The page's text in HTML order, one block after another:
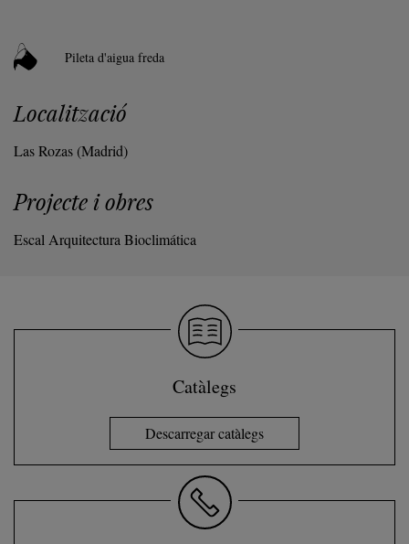
Pileta d'aigua freda
Localització
Las Rozas (Madrid)
Projecte i obres
Escal Arquitectura Bioclimática
Catàlegs
Descarregar catàlegs